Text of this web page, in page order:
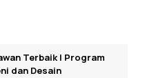
Terbaik I Program
dan Desain